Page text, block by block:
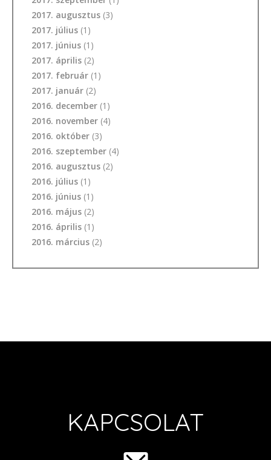
2017. augusztus (3)
2017. július (1)
2017. június (1)
2017. április (2)
2017. február (1)
2017. január (2)
2016. december (1)
2016. november (4)
2016. október (3)
2016. szeptember (4)
2016. augusztus (2)
2016. július (1)
2016. június (1)
2016. május (2)
2016. április (1)
2016. március (2)
KAPCSOLAT